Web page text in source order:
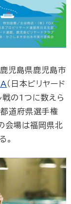
児島県鹿児島市
（日本ビリヤード
戦の1つに数えら
都道府県選手権
の会場は福岡県北
。